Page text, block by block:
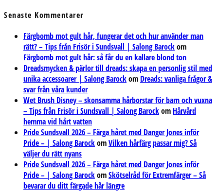
Senaste Kommentarer
Färgbomb mot gult hår, fungerar det och hur använder man
rätt? – Tips från Frisör i Sundsvall | Salong Barockom
Färgbomb mot gult hår: så får du en kallare blond ton
Dreadsmycken & pärlor till dreads: skapa en personlig stil med
unika accessoarer | Salong Barockom Dreads: vanliga frågor &
svar från våra kunder
Wet Brush Disney – skonsamma hårborstar för barn och vuxna
– Tips från Frisör i Sundsvall | Salong Barockom Hårvård
hemma vid hårt vatten
Pride Sundsvall 2026 – Färga håret med Danger Jones inför
Pride – | Salong BarockomVilken hårfärg passar mig? Så
väljer du rätt nyans
Pride Sundsvall 2026 – Färga håret med Danger Jones inför
Pride – | Salong BarockomSkötselråd för Extremfärger – Så
bevarar du ditt färgade hår längre